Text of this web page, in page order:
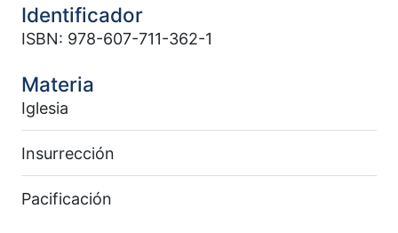
Identificador
ISBN: 978-607-711-362-1
Materia
Iglesia
Insurrección
Pacificación